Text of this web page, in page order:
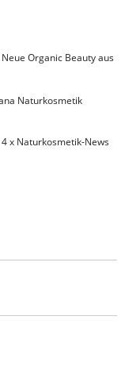
Organic Beauty aus
Naturkosmetik
x Naturkosmetik-News